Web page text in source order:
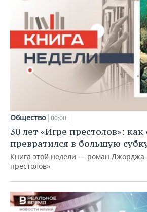
Общество 00:00
30 лет «Игре престолов»:
превратился в большую
Книга этой недели — роман Джорджа
престолов»